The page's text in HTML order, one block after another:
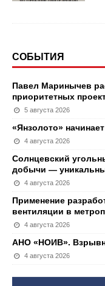
СОБЫТИЯ
Павел Маринычев
приоритетных
5 августа 2026
«Янзолото»
4 августа 2026
Солнцевский
добычи —
4 августа 2026
Применение
вентиляции в
4 августа 2026
АНО «НОИВ».
4 августа 2026